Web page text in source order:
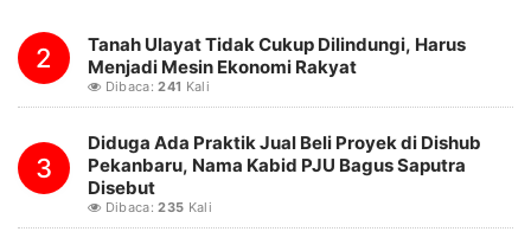
2
Tanah Ulayat Tidak Cukup Dilindungi, Harus
Menjadi Mesin Ekonomi Rakyat
Dibaca:241 Kali
3
Diduga Ada Praktik Jual Beli Proyek di Dishub
Pekanbaru, Nama Kabid PJU Bagus Saputra
Disebut
Dibaca:235 Kali